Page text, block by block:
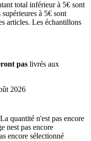
total inférieur à 5€ sont
à 5€ sont
articles. Les échantillons
pas livrés aux
2026
La quantité n'est pas encore
nest pas encore
encore sélectionné